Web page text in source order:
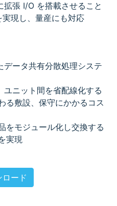
張 I/O を搭載させること
現し、量産にも対応
ータ共有分散処理システ
ニット間を省配線化する
る敷設、保守にかかるコス
をモジュール化し交換する
実現
ロード